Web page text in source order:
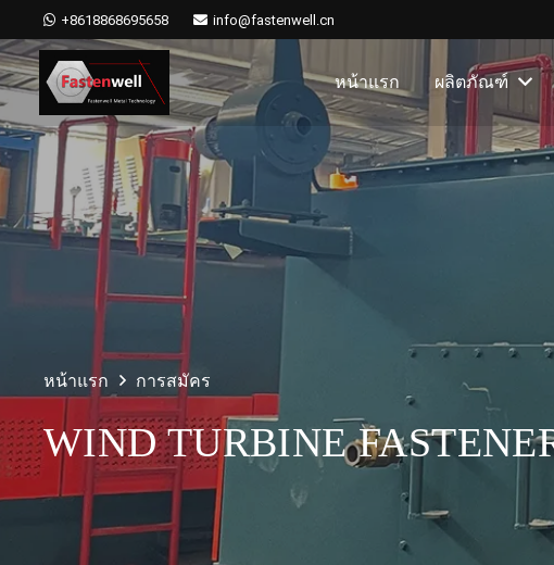
+8618868695658 info@fastenwell.cn
หน้าแรก ผลิตภัณฑ์
หน้าแรก การสมัคร
WIND TURBINE